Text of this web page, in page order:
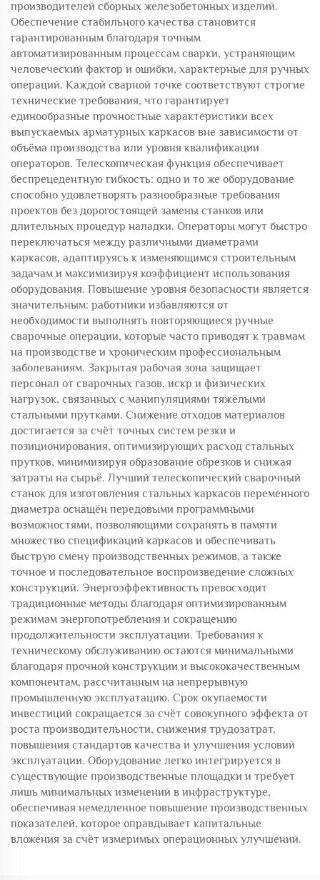
производителей сборных железобетонных изделий.
Обеспечение стабильного качества становится
гарантированным благодаря точным
автоматизированным процессам сварки, устраняющим
человеческий фактор и ошибки, характерные для ручных
операций. Каждой сварной точке соответствуют строгие
технические требования, что гарантирует
единообразные прочностные характеристики всех
выпускаемых арматурных каркасов вне зависимости от
объёма производства или уровня квалификации
операторов. Телескопическая функция обеспечивает
беспрецедентную гибкость: одно и то же оборудование
способно удовлетворять разнообразные требования
проектов без дорогостоящей замены станков или
длительных процедур наладки. Операторы могут быстро
переключаться между различными диаметрами
каркасов, адаптируясь к изменяющимся строительным
задачам и максимизируя коэффициент использования
оборудования. Повышение уровня безопасности является
значительным: работники избавляются от
необходимости выполнять повторяющиеся ручные
сварочные операции, которые часто приводят к травмам
на производстве и хроническим профессиональным
заболеваниям. Закрытая рабочая зона защищает
персонал от сварочных газов, искр и физических
нагрузок, связанных с манипуляциями тяжёлыми
стальными прутками. Снижение отходов материалов
достигается за счёт точных систем резки и
позиционирования, оптимизирующих расход стальных
прутков, минимизируя образование обрезков и снижая
затраты на сырьё. Лучший телескопический сварочный
станок для изготовления стальных каркасов переменного
диаметра оснащён передовыми программными
возможностями, позволяющими сохранять в памяти
множество спецификаций каркасов и обеспечивать
быструю смену производственных режимов, а также
точное и последовательное воспроизведение сложных
конструкций. Энергоэффективность превосходит
традиционные методы благодаря оптимизированным
режимам энергопотребления и сокращению
продолжительности эксплуатации. Требования к
техническому обслуживанию остаются минимальными
благодаря прочной конструкции и высококачественным
компонентам, рассчитанным на непрерывную
промышленную эксплуатацию. Срок окупаемости
инвестиций сокращается за счёт совокупного эффекта от
роста производительности, снижения трудозатрат,
повышения стандартов качества и улучшения условий
эксплуатации. Оборудование легко интегрируется в
существующие производственные площадки и требует
лишь минимальных изменений в инфраструктуре,
обеспечивая немедленное повышение производственных
показателей, которое оправдывает капитальные
вложения за счёт измеримых операционных улучшений.